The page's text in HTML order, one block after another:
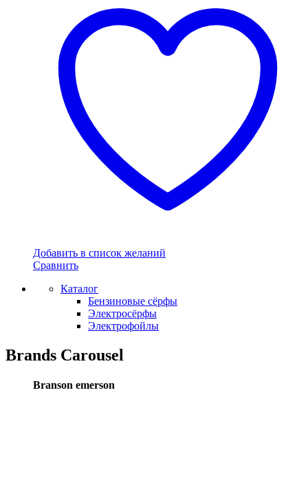
Добавить в список желаний
Сравнить
Каталог
Бензиновые сёрфы
Электросёрфы
Электрофойлы
Brands Carousel
Branson emerson